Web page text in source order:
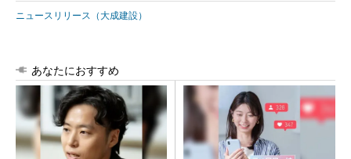
ニュースリリース（大成建設）
あなたにおすすめ